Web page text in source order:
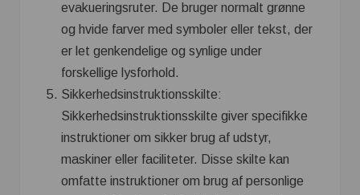
evakueringsruter. De bruger normalt grønne
og hvide farver med symboler eller tekst, der
er let genkendelige og synlige under
forskellige lysforhold.
Sikkerhedsinstruktionsskilte:
Sikkerhedsinstruktionsskilte giver specifikke
instruktioner om sikker brug af udstyr,
maskiner eller faciliteter. Disse skilte kan
omfatte instruktioner om brug af personlige